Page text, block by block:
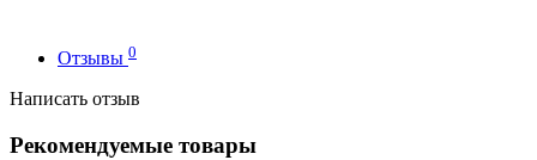
Отзывы 0
Написать отзыв
Рекомендуемые товары